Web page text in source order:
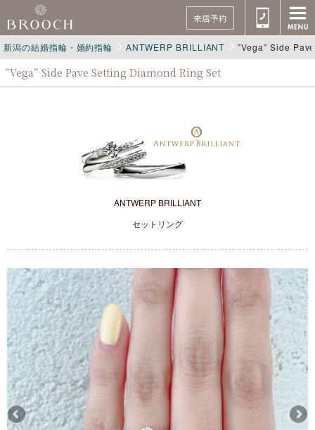
来店予約
新潟の結婚指輪・婚約指輪 ANTWERP BRILLIANT ”Vega” Side
”Vega” Side Pave Setting Diamond Ring Set
ANTWERP BRILLIANT
セットリング